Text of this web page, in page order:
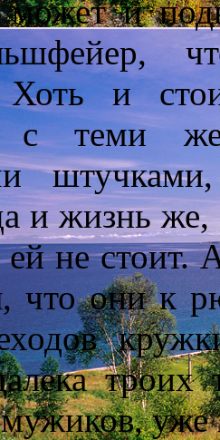
может и
Хоть и
с теми
и жизнь
ей не
что они к
уже